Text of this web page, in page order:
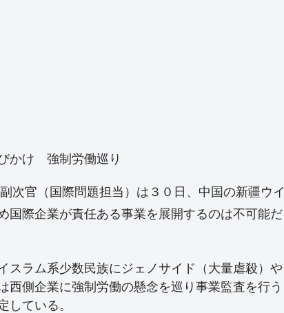
かけ 強制労働巡り
次官（国際問題担当）は３０日、中国の新疆ウイ
国際企業が責任ある事業を展開するのは不可能だ
スラム系少数民族にジェノサイド（大量虐殺）や
西側企業に強制労働の懸念を巡り事業監査を行う
している。